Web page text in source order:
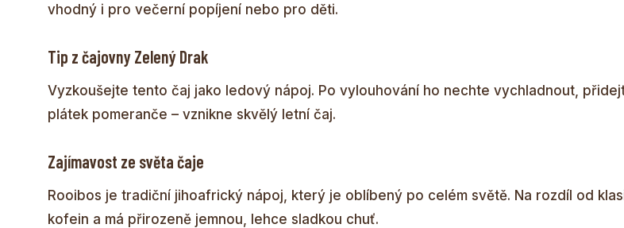
vhodný i pro večerní popíjení nebo pro děti.
Tip z čajovny Zelený Drak
Vyzkoušejte tento čaj jako ledový nápoj. Po vylouhování ho nechte vychladnout,
plátek pomeranče – vznikne skvělý letní čaj.
Zajímavost ze světa čaje
Rooibos je tradiční jihoafrický nápoj, který je oblíbený po celém světě. Na rozdíl od
kofein a má přirozeně jemnou, lehce sladkou chuť.